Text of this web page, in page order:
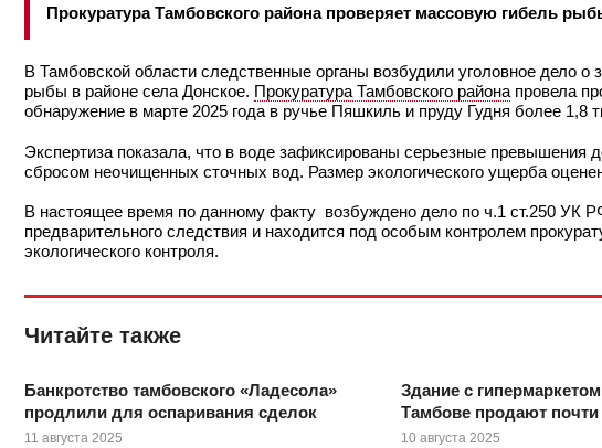
Прокуратура Тамбовского района проверяет массовую гибель
В Тамбовской области следственные органы возбудили уголовное дело
рыбы в районе села Донское. Прокуратура Тамбовского района провела
обнаружение в марте 2025 года в ручье Пяшкиль и пруду Гудня более 1,8
Экспертиза показала, что в воде зафиксированы серьезные превышения
сбросом неочищенных сточных вод. Размер экологического ущерба
В настоящее время по данному факту возбуждено дело по ч.1 ст.250 УК
предварительного следствия и находится под особым контролем
экологического контроля.
Читайте также
Банкротство тамбовского «Ладесола»
продлили для оспаривания сделок
11 августа 2025
Здание с
Тамбове продают
10 августа 2025